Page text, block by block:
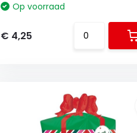
Op voorraad
€ 4,25